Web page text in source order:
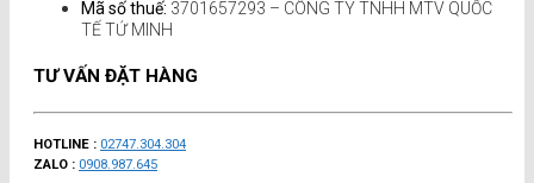
Mã số thuế: 3701657293 – CÔNG TY TNHH MTV QUỐC
TẾ TỨ MINH
TƯ VẤN ĐẶT HÀNG
HOTLINE : 02747.304.304
ZALO : 0908.987.645